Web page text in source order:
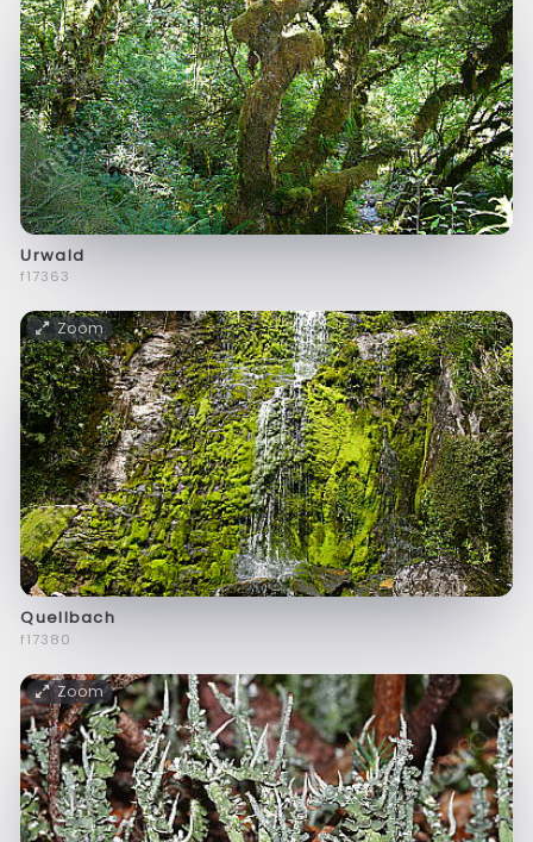
Urwald
f17363
Zoom
Quellbach
f17380
Zoom